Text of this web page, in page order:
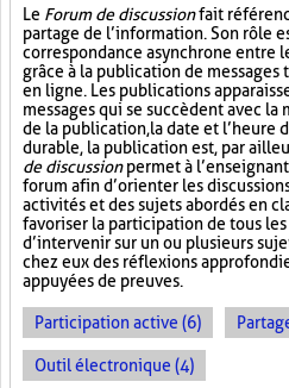
Le Forum de discussionfait
partage de l’information. Son rôle
correspondance asynchrone entre
grâce à la publication de
en ligne. Les publications
messages qui se succèdent avec
de la publication, la date et l’heure
durable, la publication est, par
de discussionpermet à
forum afin d’orienter les
activités et des sujets abordés en
favoriser la participation de tous les
d’intervenir sur un ou plusieurs
chez eux des réflexions
appuyées de preuves.
Participation active (6)
Outil électronique (4)